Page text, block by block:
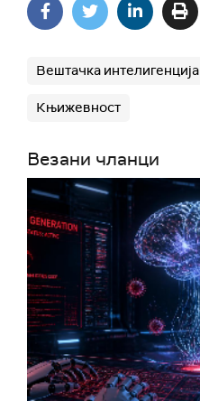
Вештачка интелигенција
Књижевност
Везани чланци